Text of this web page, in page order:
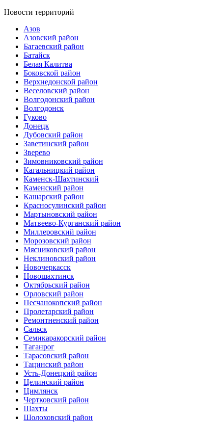
Новости территорий
Азов
Азовский район
Багаевский район
Батайск
Белая Калитва
Боковской район
Верхнедонской район
Веселовский район
Волгодонский район
Волгодонск
Гуково
Донецк
Дубовский район
Заветинский район
Зверево
Зимовниковский район
Кагальницкий район
Каменск-Шахтинский
Каменский район
Кашарский район
Красносулинский район
Мартыновский район
Матвеево-Курганский район
Миллеровский район
Морозовский район
Мясниковский район
Неклиновский район
Новочеркасск
Новошахтинск
Октябрьский район
Орловский район
Песчанокопский район
Пролетарский район
Ремонтненский район
Сальск
Семикаракорский район
Таганрог
Тарасовский район
Тацинский район
Усть-Донецкий район
Целинский район
Цимлянск
Чертковский район
Шахты
Шолоховский район